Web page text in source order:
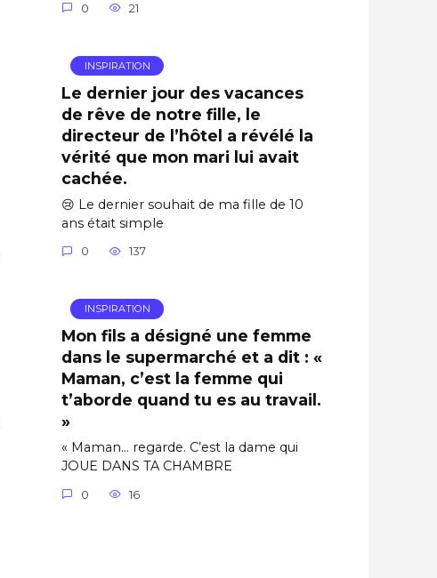
0 21
INSPIRATION
Le dernier jour des vacances
de rêve de notre fille, le
directeur de l’hôtel a révélé la
vérité que mon mari lui avait
cachée.
😢 Le dernier souhait de ma fille de 10
ans était simple
0 137
INSPIRATION
Mon fils a désigné une femme
dans le supermarché et a dit : «
Maman, c’est la femme qui
t’aborde quand tu es au travail.
»
« Maman… regarde. C’est la dame qui
JOUE DANS TA CHAMBRE
0 16